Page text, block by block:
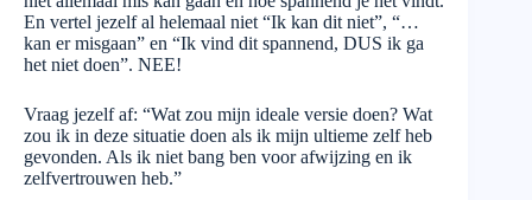
En vertel jezelf al helemaal niet “Ik kan dit niet”, “…
kan er misgaan” en “Ik vind dit spannend, DUS ik ga
het niet doen”. NEE!
Vraag jezelf af: “Wat zou mijn ideale versie doen? Wat
zou ik in deze situatie doen als ik mijn ultieme zelf heb
gevonden. Als ik niet bang ben voor afwijzing en ik
zelfvertrouwen heb.”